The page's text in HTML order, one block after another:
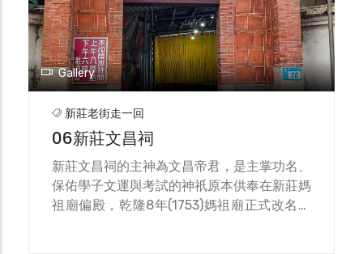
而不會追求其中虛實，因而是「三山國王」為
三「男神」，故在後殿配祀「三山國王夫
人」。 廣福宮主要的特色為客家建築，也是
新莊唯一被列為新北市的國定古蹟，不但讓人
們感受昔日潮州人在新莊的足跡，廟中所存的
文物更可發思古之幽情。
Gallery
新莊老街走一回
06新莊文昌祠
新莊文昌祠的主神為文昌帝君，是主掌功名、
保佑學子文運與考試的神祇原本供奉在新莊媽
祖廟偏殿，乾隆8年(1753)媽祖廟正式改名為